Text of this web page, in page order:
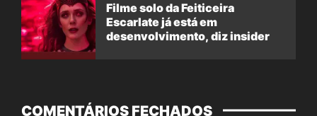
Filme solo da Feiticeira
Escarlate já está em
desenvolvimento, diz insider
COMENTÁRIOS FECHADOS